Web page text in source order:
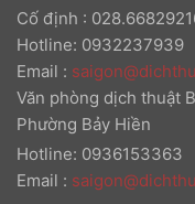
Cố định :
Hotline: 0932237939
Email :
Văn phòng dịch thuật
Phường Bảy Hiền
Hotline: 0936153363
Email :